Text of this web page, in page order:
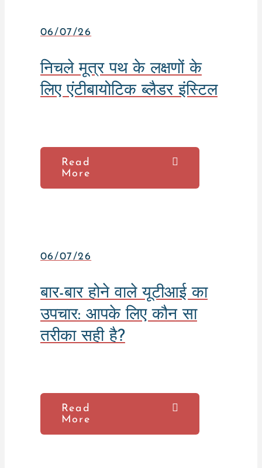
06/07/26
निचले मूत्र पथ के लक्षणों के
लिए एंटीबायोटिक ब्लैडर इंस्टिल
Read
More
06/07/26
बार-बार होने वाले यूटीआई का
उपचार: आपके लिए कौन सा
तरीका सही है?
Read
More